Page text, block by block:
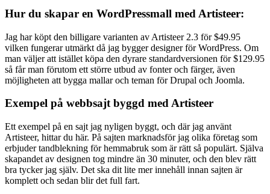
Hur du skapar en WordPressmall med Artisteer:
Jag har köpt den billigare varianten av Artisteer 2.3 för $49.95
vilken fungerar utmärkt då jag bygger designer för WordPress. Om
man väljer att istället köpa den dyrare standardversionen för $129.95
så får man förutom ett större utbud av fonter och färger, även
möjligheten att bygga mallar och teman för Drupal och Joomla.
Exempel på webbsajt byggd med Artisteer
Ett exempel på en sajt jag nyligen byggt, och där jag använt
Artisteer, hittar du här. På sajten marknadsför jag olika företag som
erbjuder tandblekning för hemmabruk som är rätt så populärt. Själva
skapandet av designen tog mindre än 30 minuter, och den blev rätt
bra tycker jag själv. Det ska dit lite mer innehåll innan sajten är
komplett och sedan blir det full fart.